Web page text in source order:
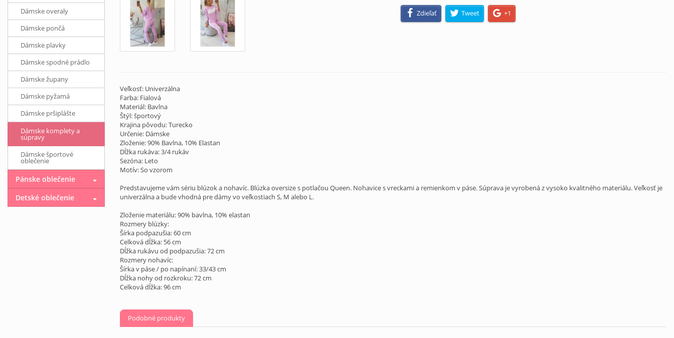
Zdieľať Tweet +1
Veľkosť: Univerzálna
Farba: Fialová
Materiál: Bavlna
Štýl: športový
Krajina pôvodu: Turecko
Určenie: Dámske
Zloženie: 90% Bavlna, 10% Elastan
Dĺžka rukáva: 3/4 rukáv
Sezóna: Leto
Motív: So vzorom
Predstavujeme vám sériu blúzok a nohavíc. Blúzka oversize s potlačou Queen. Nohavice s vreckami a remienkom v páse. Súprava je vyrobená z vysoko kvalitného materiálu. Veľkosť je
univerzálna a bude vhodná pre dámy vo veľkostiach S, M alebo L.
Zloženie materiálu: 90% bavlna, 10% elastan
Rozmery blúzky:
Šírka podpazušia: 60 cm
Celková dĺžka: 56 cm
Dĺžka rukávu od podpazušia: 72 cm
Rozmery nohavíc:
Šírka v páse / po napínaní: 33/43 cm
Dĺžka nohy od rozkroku: 72 cm
Celková dĺžka: 96 cm
Podobné produkty
Dámske overaly
Dámske pončá
Dámske plavky
Dámske spodné prádlo
Dámske župany
Dámske pyžamá
Dámske pršiplášte
Dámske komplety a
súpravy
Dámske športové
oblečenie
Pánske oblečenie
Detské oblečenie